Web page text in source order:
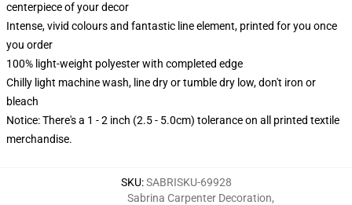
centerpiece of your decor
Intense, vivid colours and fantastic line element, printed for you once
you order
100% light-weight polyester with completed edge
Chilly light machine wash, line dry or tumble dry low, don't iron or
bleach
Notice: There's a 1 - 2 inch (2.5 - 5.0cm) tolerance on all printed textile
merchandise.
SKU:SABRISKU-69928
Sabrina Carpenter Decoration,